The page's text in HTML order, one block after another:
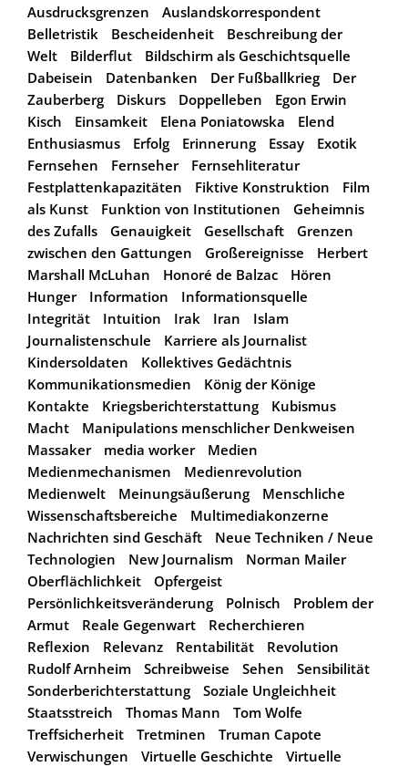
Ausdrucksgrenzen
Auslandskorrespondent
Belletristik
Bescheidenheit
Beschreibung der
Welt
Bilderflut
Bildschirm als Geschichtsquelle
Dabeisein
Datenbanken Der Fußballkrieg
Der
Zauberberg
Diskurs Doppelleben
Egon Erwin
Kisch
Einsamkeit Elena Poniatowska
Elend
Enthusiasmus
Erfolg Erinnerung Essay
Exotik
Fernsehen
Fernseher
Fernsehliteratur
Festplattenkapazitäten
Fiktive Konstruktion
Film
als Kunst
Funktion von Institutionen
Geheimnis
des Zufalls
Genauigkeit Gesellschaft
Grenzen
zwischen den Gattungen
Großereignisse
Herbert
Marshall McLuhan
Honoré de Balzac
Hören
Hunger
Information
Informationsquelle
Integrität
Intuition Irak Iran
Islam
Journalistenschule
Karriere als Journalist
Kindersoldaten
Kollektives Gedächtnis
Kommunikationsmedien
König der Könige
Kontakte
Kriegsberichterstattung
Kubismus
Macht
Manipulations menschlicher Denkweisen
Massaker
media worker
Medien
Medienmechanismen
Medienrevolution
Medienwelt
Meinungsäußerung
Menschliche
Wissenschaftsbereiche
Multimediakonzerne
Nachrichten sind Geschäft
Neue Techniken / Neue
Technologien
New Journalism
Norman Mailer
Oberflächlichkeit
Opfergeist
Persönlichkeitsveränderung
Polnisch
Problem der
Armut
Reale Gegenwart
Recherchieren
Reflexion
Relevanz Rentabilität
Revolution
Rudolf Arnheim
Schreibweise Sehen
Sensibilität
Sonderberichterstattung
Soziale Ungleichheit
Staatsstreich
Thomas Mann
Tom Wolfe
Treffsicherheit
Tretminen
Truman Capote
Verwischungen
Virtuelle Geschichte
Virtuelle